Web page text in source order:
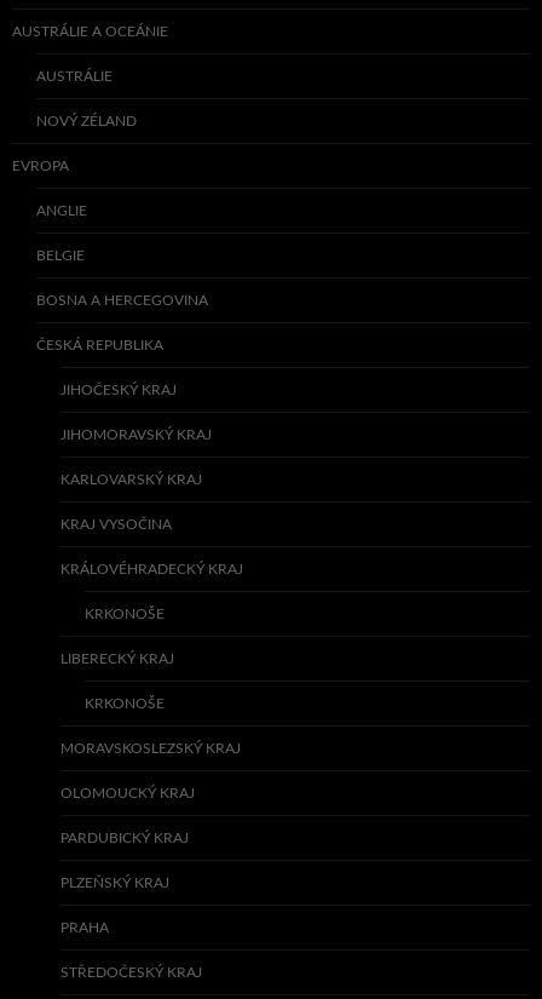
AUSTRÁLIE A OCEÁNIE
AUSTRÁLIE
NOVÝ ZÉLAND
EVROPA
ANGLIE
BELGIE
BOSNA A HERCEGOVINA
ČESKÁ REPUBLIKA
JIHOČESKÝ KRAJ
JIHOMORAVSKÝ KRAJ
KARLOVARSKÝ KRAJ
KRAJ VYSOČINA
KRÁLOVÉHRADECKÝ KRAJ
KRKONOŠE
LIBERECKÝ KRAJ
KRKONOŠE
MORAVSKOSLEZSKÝ KRAJ
OLOMOUCKÝ KRAJ
PARDUBICKÝ KRAJ
PLZEŇSKÝ KRAJ
PRAHA
STŘEDOČESKÝ KRAJ